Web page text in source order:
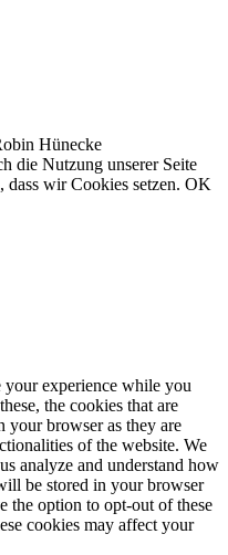
Hünecke
die Nutzung unserer Seite
dass wir Cookies setzen. OK
your experience while you
the cookies that are
your browser as they are
of the website. We
analyze and understand how
be stored in your browser
the option to opt-out of these
cookies may affect your